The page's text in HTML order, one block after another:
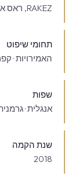
RAKEZ, ראס אל-ח'יימה
תחומי שיפוט
האמירויות ·
שפות
אנגלית ·
שנת הקמה
2018